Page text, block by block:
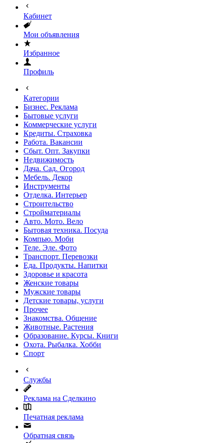
Кабинет
Мои объявления
Избранное
Профиль
Категории
Бизнес. Реклама
Бытовые услуги
Коммерческие услуги
Кредиты. Страховка
Работа. Вакансии
Сбыт. Опт. Закупки
Недвижимость
Дача. Сад. Огород
Мебель. Декор
Инструменты
Отделка. Интерьер
Строительство
Стройматериалы
Авто. Мото. Вело
Бытовая техника. Посуда
Компью. Моби
Теле. Эле. Фото
Транспорт. Перевозки
Еда. Продукты. Напитки
Здоровье и красота
Женские товары
Мужские товары
Детские товары, услуги
Прочее
Знакомства. Общение
Животные. Растения
Образование. Курсы. Книги
Охота. Рыбалка. Хобби
Спорт
Службы
Реклама на Сделкино
Печатная реклама
Обратная связь